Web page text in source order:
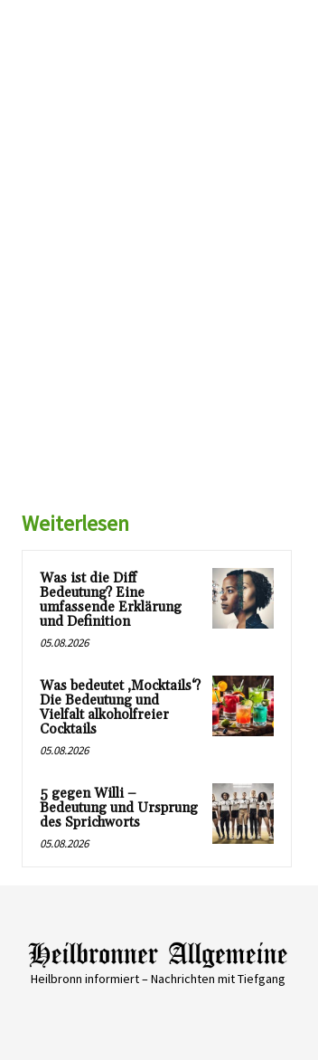
Weiterlesen
Was ist die Diff
Bedeutung? Eine
umfassende Erklärung
und Definition
05.08.2026
Was bedeutet ‚Mocktails‘?
Die Bedeutung und
Vielfalt alkoholfreier
Cocktails
05.08.2026
5 gegen Willi –
Bedeutung und Ursprung
des Sprichworts
05.08.2026
Heilbronn informiert – Nachrichten mit Tiefgang